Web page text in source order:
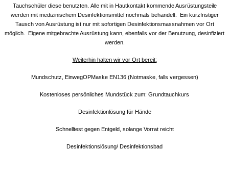
Tauchschüler diese benutzten. Alle mit in Hautkontakt kommende Ausrüstungsteile
werden mit medizinischem Desinfektionsmittel nochmals behandelt. Ein kurzfristiger
Tausch von Ausrüstung ist nur mit sofortigen Desinfektionsmassnahmen vor Ort
möglich. Eigene mitgebrachte Ausrüstung kann, ebenfalls vor der Benutzung, desinfiziert
werden.
Weiterhin halten wir vor Ort bereit:
Mundschutz, EinwegOPMaske EN136 (Notmaske, falls vergessen)
Kostenloses persönliches Mundstück zum: Grundtauchkurs
Desinfektionlösung für Hände
Schnelltest gegen Entgeld, solange Vorrat reicht
Desinfektionslösung/ Desinfektionsbad